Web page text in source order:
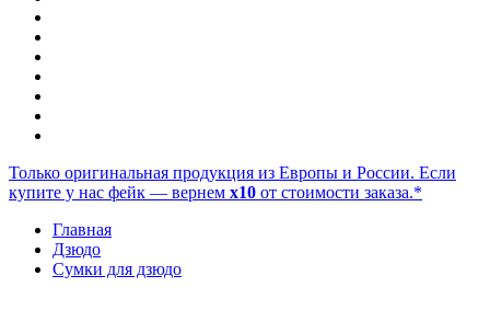
Только оригинальная продукция из Европы и России. Если
купите у нас фейк — вернем x10 от стоимости заказа.*
Главная
Дзюдо
Сумки для дзюдо